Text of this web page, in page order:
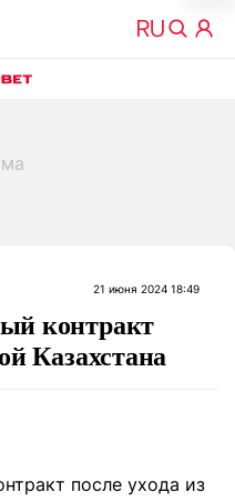
21 июня 2024 18:49
контракт
Казахстана